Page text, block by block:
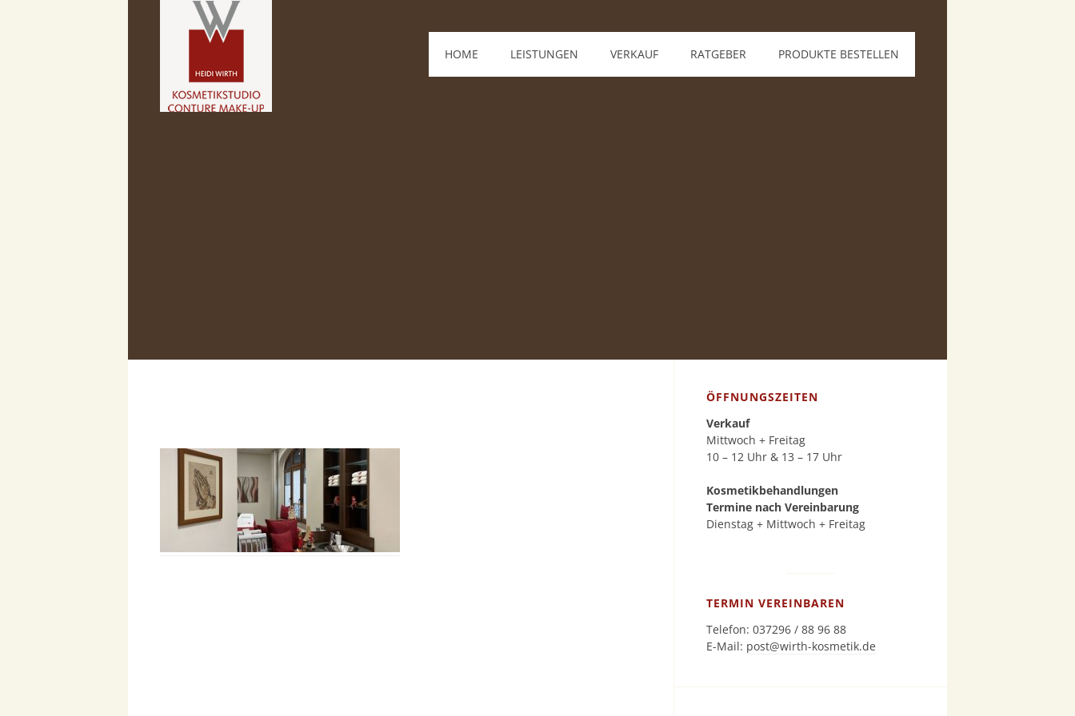
HOME LEISTUNGEN VERKAUF RATGEBER PRODUKTE BESTELLEN
ÖFFNUNGSZEITEN
Verkauf
Mittwoch + Freitag
10 – 12 Uhr & 13 – 17 Uhr
Kosmetikbehandlungen
Termine nach Vereinbarung
Dienstag + Mittwoch + Freitag
TERMIN VEREINBAREN
Telefon: 037296 / 88 96 88
E-Mail: post@wirth-kosmetik.de